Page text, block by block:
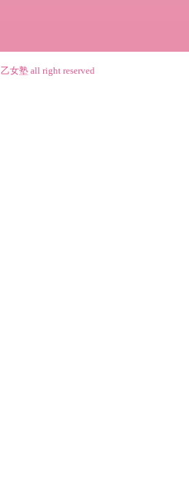
乙女塾all right reserved